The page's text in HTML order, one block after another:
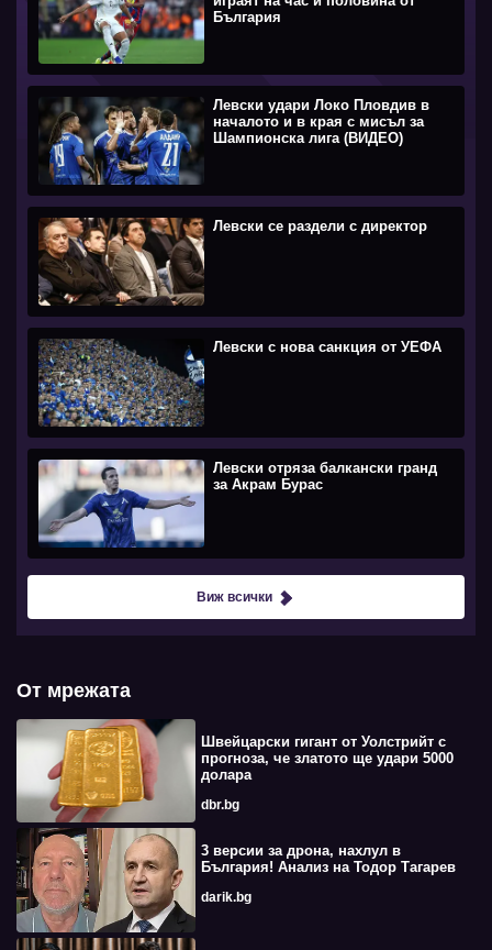
България
Левски удари Локо Пловдив в
началото и в края с мисъл за
Шампионска лига (ВИДЕО)
Левски се раздели с директор
Левски с нова санкция от УЕФА
Левски отряза балкански гранд
за Акрам Бурас
Виж всички
От мрежата
Швейцарски гигант от Уолстрийт с
прогноза, че златото ще удари 5000
долара
dbr.bg
3 версии за дрона, нахлул в
България! Анализ на Тодор Тагарев
darik.bg